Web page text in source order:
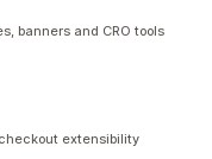
banners and CRO tools
extensibility